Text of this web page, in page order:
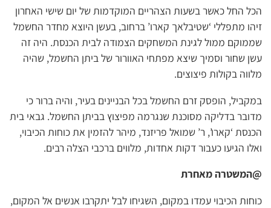
הכל החל כאשר בשעות הצהריים המוקדמות של יום שישי האחרון
זיהו מתפללי ‘שטיבלאך קארו’ ברחוב, בעשן היוצא מחדר החשמל
שממוקם ממול לגינת המשחקים הצמודה לבית הכנסת. היה זה
עשן שחור וסמיך שיצא מפתחי האוורור של ביתן החשמל, שהיה
מלווה בקולות פיצוצים.
במקביל, הופסק זרם החשמל בכל הבניינים בעיר, והיה ברור כי
מדובר בדליקה מסוכנת שנגרמה מפיצוץ בביתן החשמל. גבאי בית
הכנסת ‘קארו’, ר’ שמואל פריזנד, מיהר להזמין את כוחות הכיבוי,
ואלו הגיעו כעבור דקות אחדות, מלווים ברכבי הצלה רבים.
@המשטרה מאחרת
כוחות הכיבוי עמדו במקום, השגיחו לבל יתקרבו אנשים אל המקום,